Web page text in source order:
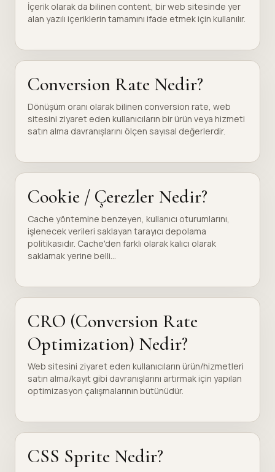
İçerik olarak da bilinen content, bir web sitesinde yer
alan yazılı içeriklerin tamamını ifade etmek için kullanılır.
Conversion Rate Nedir?
Dönüşüm oranı olarak bilinen conversion rate, web
sitesini ziyaret eden kullanıcıların bir ürün veya hizmeti
satın alma davranışlarını ölçen sayısal değerlerdir.
Cookie / Çerezler Nedir?
Cache yöntemine benzeyen, kullanıcı oturumlarını,
işlenecek verileri saklayan tarayıcı depolama
politikasıdır. Cache'den farklı olarak kalıcı olarak
saklamak yerine belli...
CRO (Conversion Rate
Optimization) Nedir?
Web sitesini ziyaret eden kullanıcıların ürün/hizmetleri
satın alma/kayıt gibi davranışlarını artırmak için yapılan
optimizasyon çalışmalarının bütünüdür.
CSS Sprite Nedir?